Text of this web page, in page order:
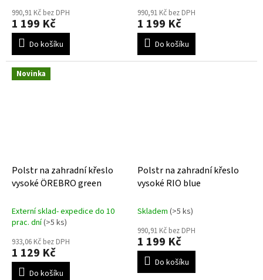
990,91 Kč bez DPH
1 199 Kč
Do košíku
990,91 Kč bez DPH
1 199 Kč
Do košíku
Novinka
Polstr na zahradní křeslo
vysoké ÖREBRO green
Externí sklad- expedice do 10
prac. dní(>5 ks)
933,06 Kč bez DPH
1 129 Kč
Do košíku
Polstr na zahradní křeslo
vysoké RIO blue
Skladem (>5 ks)
990,91 Kč bez DPH
1 199 Kč
Do košíku